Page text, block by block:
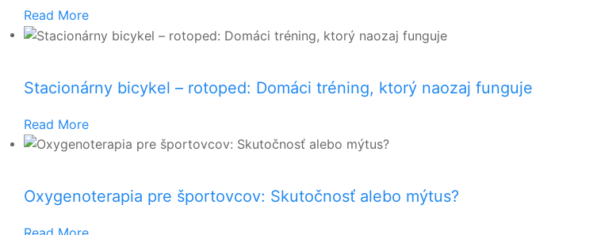
Read More
Stacionárny bicykel – rotoped: Domáci tréning, ktorý naozaj funguje
Read More
Oxygenoterapia pre športovcov: Skutočnosť alebo mýtus?